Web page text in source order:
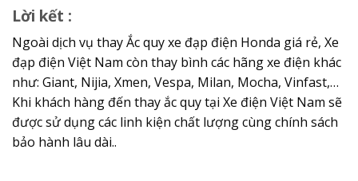
Lời kết :
Ngoài dịch vụ thay Ắc quy xe đạp điện Honda giá rẻ, Xe
đạp điện Việt Nam còn thay bình các hãng xe điện khác
như: Giant, Nijia, Xmen, Vespa, Milan, Mocha, Vinfast,…
Khi khách hàng đến thay ắc quy tại Xe điện Việt Nam sẽ
được sử dụng các linh kiện chất lượng cùng chính sách
bảo hành lâu dài..